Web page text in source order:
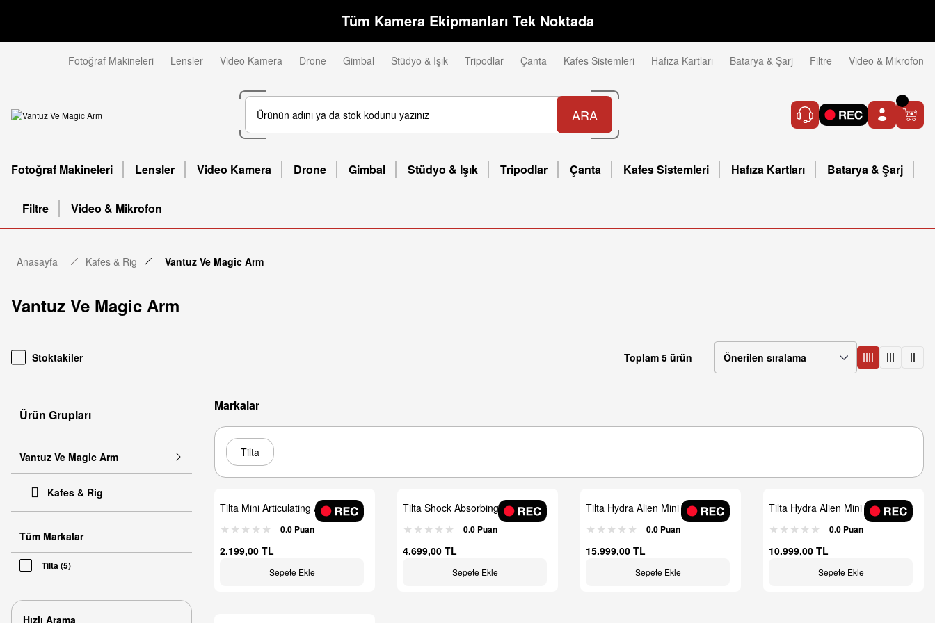
Tüm Kamera Ekipmanları Tek Noktada
Fotoğraf Makineleri Lensler Video Kamera Drone Gimbal Stüdyo & Işık Tripodlar Çanta Kafes Sistemleri Hafıza Kartları Batarya & Şarj Filtre Video & Mikrofon
ARA
Fotoğraf Makineleri Lensler Video Kamera Drone Gimbal Stüdyo & Işık Tripodlar Çanta Kafes Sistemleri Hafıza Kartları Batarya & Şarj
Filtre Video & Mikrofon
Anasayfa Kafes & Rig Vantuz Ve Magic Arm
Vantuz Ve Magic Arm
Stoktakiler Toplam 5 ürün
Ürün Grupları
Vantuz Ve Magic Arm
Kafes & Rig
Tüm Markalar
Tilta (5)
Hızlı Arama
Markalar
Tilta
Tilta Mini Articulating Arm
0.0 Puan
2.199,00 TL
Sepete Ekle
Tilta Shock Absorbing - Titreşim
Azaltıcı
0.0 Puan
4.699,00 TL
Sepete Ekle
Tilta Hydra Alien Mini Ultimate
Kit
0.0 Puan
15.999,00 TL
Sepete Ekle
Tilta Hydra Alien Mini Standart
Araç Montaj Seti0.0 Puan
10.999,00 TL
Sepete Ekle